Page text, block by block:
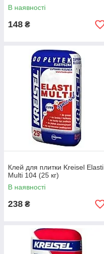
В наявності
148 ₴
Клей для плитки Kreisel Elasti
Multi 104 (25 кг)
В наявності
238 ₴